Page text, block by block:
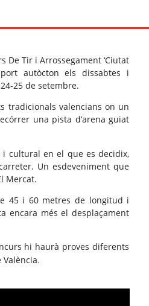
De Tir i Arrossegament ‘Ciutat
autòcton els dissabtes i
25 de setembre.
tradicionals valencians on un
una pista d’arena guiat
cultural en el que es decidix,
Un esdeveniment que
Mercat.
45 i 60 metres de longitud i
encara més el desplaçament
hi haurà proves diferents
.